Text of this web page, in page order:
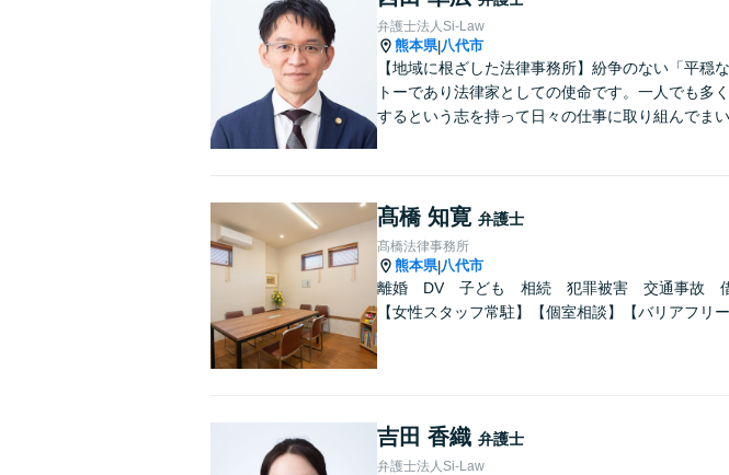
弁護士法人Si-Law
熊本県|八代市
【地域に根ざした法律事務所】紛争のない「平
トーであり法律家としての使命です。一人でも多
するという志を持って日々の仕事に取り組んでまい
髙橋 知寛 弁護士
髙橋法律事務所
熊本県|八代市
離婚 DV 子ども 相続 犯罪被害 交通事故
【女性スタッフ常駐】【個室相談】【バリアフリー
吉田 香織 弁護士
弁護士法人Si-Law